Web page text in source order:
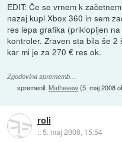
EDIT: Če se vrnem k
nazaj kupl Xbox 360 in sem
res lepa grafika (priklopljen
kontroler. Zraven sta bila še
kar mi je za 270 € res ok.
Zgodovina sprememb…
spremenil:Matheeew(5. maj 2008
roli
::5. maj 2008, 15:54